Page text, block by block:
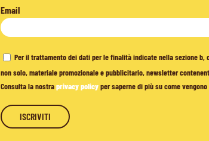
Email
Per il trattamento dei dati per le finalità indicate nella sezione b,
non solo, materiale promozionale e pubblicitario, newsletter
Consulta la nostraprivacy policyper saperne di più su come